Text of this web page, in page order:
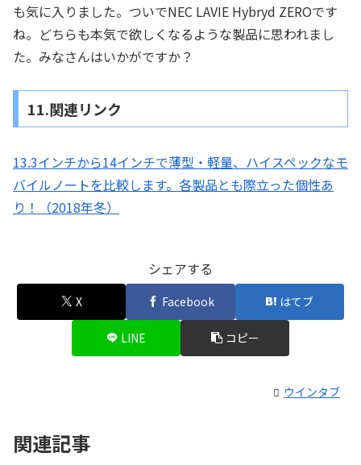
も気に入りました。ついでNEC LAVIE Hybryd ZEROです
ね。どちらも本気で欲しくなるような製品に思われまし
た。みなさんはいかがですか？
11.関連リンク
13.3インチから14インチで薄型・軽量、ハイスペックなモ
バイルノートを比較します。各製品とも際立った個性あ
り！（2018年冬）
シェアする
X Facebook はてブ
LINE コピー
ウインタブ
関連記事